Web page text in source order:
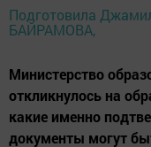
Подготовила
БАЙРАМОВА,
Министерство
откликнулось на
какие именно
документы могут